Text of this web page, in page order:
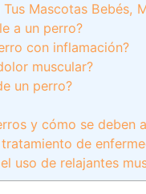
Mascotas Bebés,
a un perro?
con inflamación?
muscular?
un perro?
y cómo se deben
de
uso de relajantes